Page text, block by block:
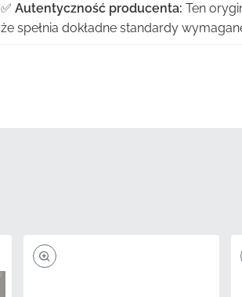
✅ Autentyczność producenta: Ten
że spełnia dokładne standardy
blaknięcie, nawet po długotrwałej